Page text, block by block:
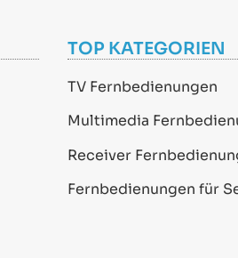
TOP KATEGORIEN
TV Fernbedienungen
Multimedia
Receiver
Fernbedienungen für